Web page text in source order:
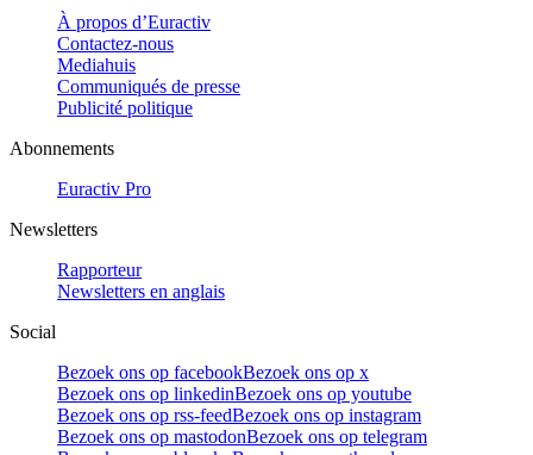
À propos d’Euractiv
Contactez-nous
Mediahuis
Communiqués de presse
Publicité politique
Abonnements
Euractiv Pro
Newsletters
Rapporteur
Newsletters en anglais
Social
Bezoek ons op facebookBezoek ons op x
Bezoek ons op linkedinBezoek ons op youtube
Bezoek ons op rss-feedBezoek ons op instagram
Bezoek ons op mastodonBezoek ons op telegram